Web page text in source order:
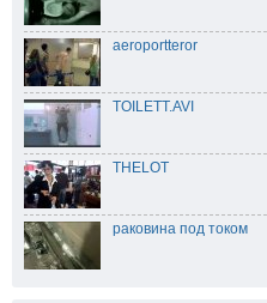
aeroportteror
TOILETT.AVI
THELOT
раковина под током